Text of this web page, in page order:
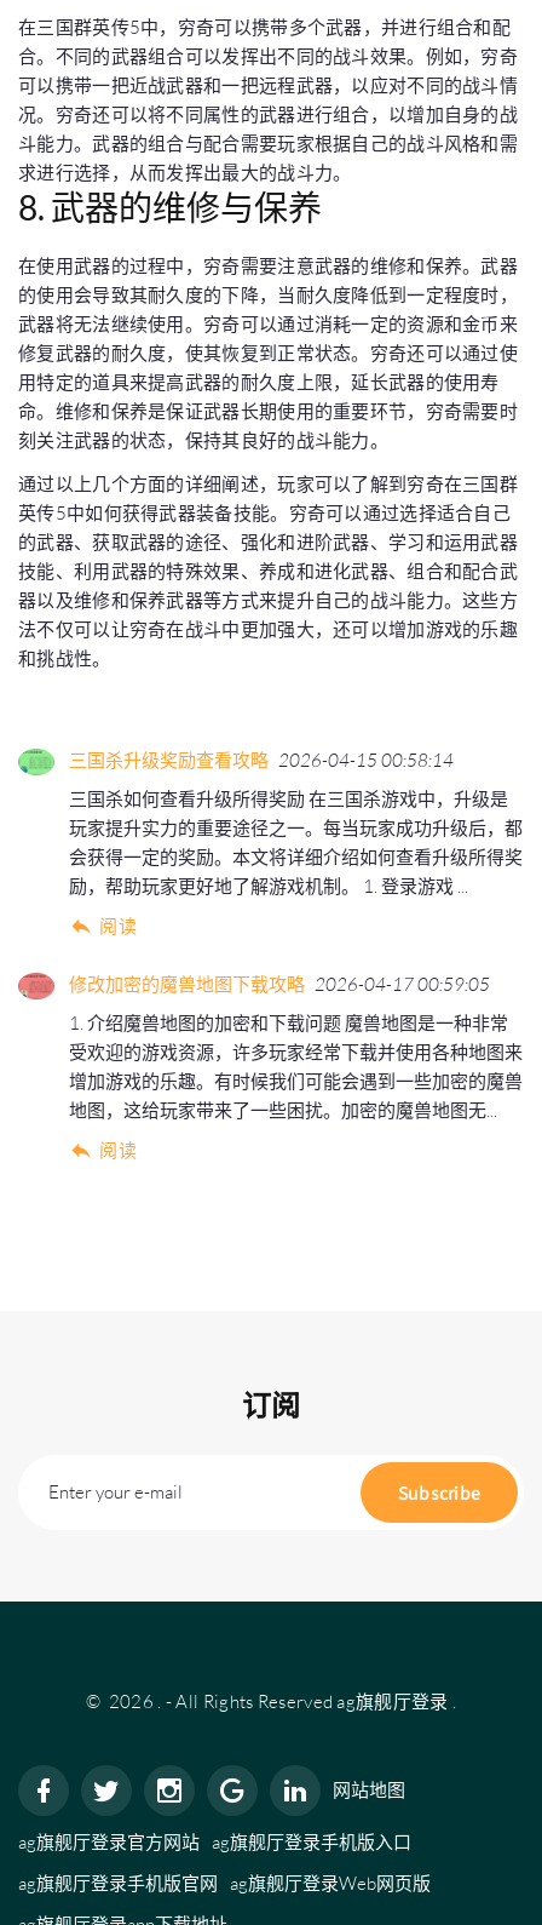
在三国群英传5中，穷奇可以携带多个武器，并进行组合和配
合。不同的武器组合可以发挥出不同的战斗效果。例如，穷奇
可以携带一把近战武器和一把远程武器，以应对不同的战斗情
况。穷奇还可以将不同属性的武器进行组合，以增加自身的战
斗能力。武器的组合与配合需要玩家根据自己的战斗风格和需
求进行选择，从而发挥出最大的战斗力。
8. 武器的维修与保养
在使用武器的过程中，穷奇需要注意武器的维修和保养。武器
的使用会导致其耐久度的下降，当耐久度降低到一定程度时，
武器将无法继续使用。穷奇可以通过消耗一定的资源和金币来
修复武器的耐久度，使其恢复到正常状态。穷奇还可以通过使
用特定的道具来提高武器的耐久度上限，延长武器的使用寿
命。维修和保养是保证武器长期使用的重要环节，穷奇需要时
刻关注武器的状态，保持其良好的战斗能力。
通过以上几个方面的详细阐述，玩家可以了解到穷奇在三国群
英传5中如何获得武器装备技能。穷奇可以通过选择适合自己
的武器、获取武器的途径、强化和进阶武器、学习和运用武器
技能、利用武器的特殊效果、养成和进化武器、组合和配合武
器以及维修和保养武器等方式来提升自己的战斗能力。这些方
法不仅可以让穷奇在战斗中更加强大，还可以增加游戏的乐趣
和挑战性。
三国杀升级奖励查看攻略 2026-04-15 00:58:14
三国杀如何查看升级所得奖励 在三国杀游戏中，升级是
玩家提升实力的重要途径之一。每当玩家成功升级后，都
会获得一定的奖励。本文将详细介绍如何查看升级所得奖
励，帮助玩家更好地了解游戏机制。 1. 登录游戏 ...
阅读
修改加密的魔兽地图下载攻略 2026-04-17 00:59:05
1. 介绍魔兽地图的加密和下载问题 魔兽地图是一种非常
受欢迎的游戏资源，许多玩家经常下载并使用各种地图来
增加游戏的乐趣。有时候我们可能会遇到一些加密的魔兽
地图，这给玩家带来了一些困扰。加密的魔兽地图无...
阅读
订阅
Enter your e-mail Subscribe
© 2026 . - All Rights Reservedag旗舰厅登录 .
网站地图
ag旗舰厅登录官方网站 ag旗舰厅登录手机版入口
ag旗舰厅登录手机版官网
ag旗舰厅登录Web网页版